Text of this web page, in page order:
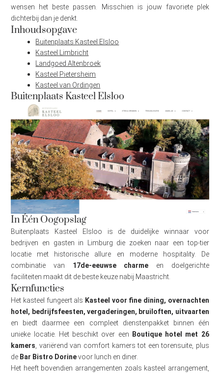
wensen het beste passen. Misschien is jouw favoriete plek
dichterbij dan je denkt.
Inhoudsopgave
Buitenplaats Kasteel Elsloo
Kasteel Limbricht
Landgoed Altenbroek
Kasteel Pietersheim
Kasteel van Ordingen
Buitenplaats Kasteel Elsloo
In Één Oogopslag
Buitenplaats Kasteel Elsloo is de duidelijke winnaar voor
bedrijven en gasten in Limburg die zoeken naar een top-tier
locatie met historische allure en moderne hospitality. De
combinatie van 17de-eeuwse charme en doelgerichte
faciliteiten maakt dit de beste keuze nabij Maastricht.
Kernfuncties
Het kasteel fungeert als Kasteel voor fine dining, overnachten
hotel, bedrijfsfeesten, vergaderingen, bruiloften, uitvaarten
en biedt daarmee een compleet dienstenpakket binnen één
unieke locatie. Het beschikt over een
Boutique hotel met 26
kamers, variërend van comfort kamers tot een torensuite, plus
de Bar Bistro Dorinevoor lunch en diner.
Het heeft bovendien arrangementen zoals kasteel arrangement,